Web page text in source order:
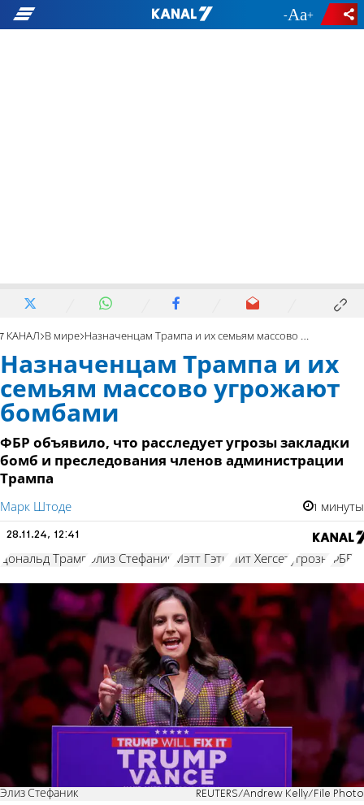
- +
7 КАНАЛ В мире Назначенцам Трампа и их семьям массово угрожают бомбами
Назначенцам Трампа и их
семьям массово угрожают
бомбами
ФБР объявило, что расследует угрозы закладки
бомб и преследования членов администрации
Трампа
Марк Штоде 1 минуты
28.11.24, 12:41
Дональд Трамп Элиз Стефаник Мэтт Гэтц Пит Хегсет угрозы ФБР
Элиз Стефаник REUTERS/Andrew Kelly/File Photo